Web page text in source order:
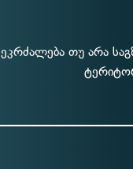
ეკრძალება თუ არა